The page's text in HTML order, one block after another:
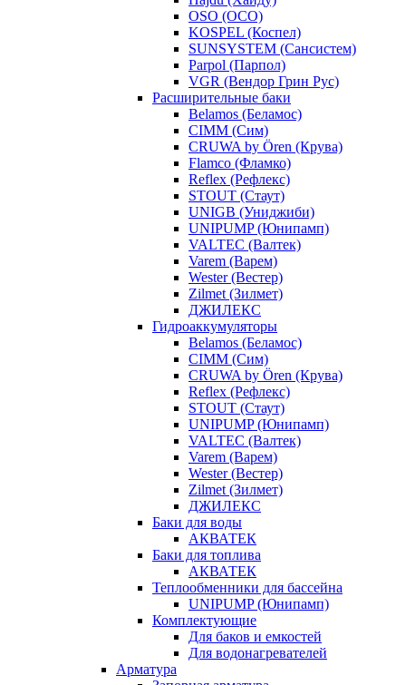
OSO (ОСО)
KOSPEL (Коспел)
SUNSYSTEM (Сансистем)
Parpol (Парпол)
VGR (Вендор Грин Рус)
Расширительные баки
Belamos (Беламос)
CIMM (Сим)
CRUWA by Ören (Крува)
Flamco (Фламко)
Reflex (Рефлекс)
STOUT (Стаут)
UNIGB (Униджиби)
UNIPUMP (Юнипамп)
VALTEC (Валтек)
Varem (Варем)
Wester (Вестер)
Zilmet (Зилмет)
ДЖИЛЕКС
Гидроаккумуляторы
Belamos (Беламос)
CIMM (Сим)
CRUWA by Ören (Крува)
Reflex (Рефлекс)
STOUT (Стаут)
UNIPUMP (Юнипамп)
VALTEC (Валтек)
Varem (Варем)
Wester (Вестер)
Zilmet (Зилмет)
ДЖИЛЕКС
Баки для воды
АКВАТЕК
Баки для топлива
АКВАТЕК
Теплообменники для бассейна
UNIPUMP (Юнипамп)
Комплектующие
Для баков и емкостей
Для водонагревателей
Арматура